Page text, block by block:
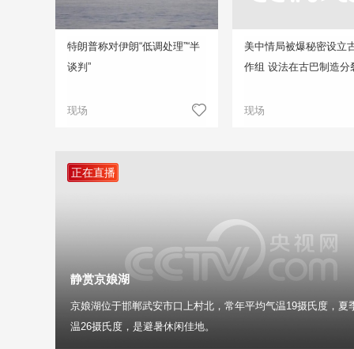
特朗普称对伊朗“低调处理”“半
谈判”
现场
美中情局被爆秘密设立
作组 设法在古巴制造分
现场
正在直播
静赏京娘湖
京娘湖位于邯郸武安市口上村北，常年平均气温19摄氏度，夏
温26摄氏度，是避暑休闲佳地。